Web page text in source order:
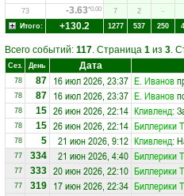
73
-3.63*0.00 7 2 -
Итого:
+130.2 1277 537 250
Всего событий: 117. Страница 1 из 3.
Сез. День Дата
78 87 16 июл 2026, 23:37 Е. Иванов
78 87 16 июл 2026, 23:37 Е. Иванов
78 15 26 июн 2026, 22:14 Кливленд:
78 15 26 июн 2026, 22:14 Биллерики
78 5 21 июн 2026, 9:12 Кливленд:
77 334 21 июн 2026, 4:40 Биллерики
77 333 20 июн 2026, 22:10 Биллерики
77 319 17 июн 2026, 22:34 Биллерики